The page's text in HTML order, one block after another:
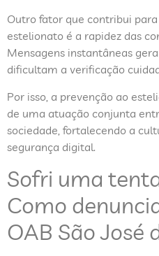
Outro fator que contribui
estelionato é a rapidez das
Mensagens instantâneas
dificultam a verificação
Por isso, a prevenção ao
de uma atuação conjunta
sociedade, fortalecendo a
segurança digital.
Sofri uma
Como
OAB São José